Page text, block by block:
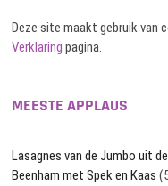
Deze site maakt gebruik van
Verklaring pagina.
MEESTE APPLAUS
Lasagnes van de Jumbo uit
Beenham met Spek en Kaas